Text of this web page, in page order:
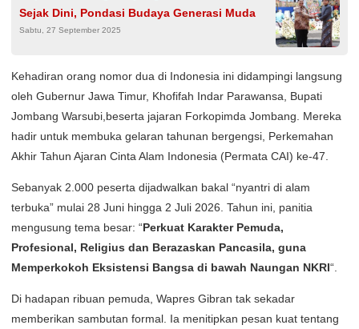
Sejak Dini, Pondasi Budaya Generasi Muda
Sabtu, 27 September 2025
Kehadiran orang nomor dua di Indonesia ini didampingi langsung
oleh Gubernur Jawa Timur, Khofifah Indar Parawansa, Bupati
Jombang Warsubi,beserta jajaran Forkopimda Jombang. Mereka
hadir untuk membuka gelaran tahunan bergengsi, Perkemahan
Akhir Tahun Ajaran Cinta Alam Indonesia (Permata CAI) ke-47.
Sebanyak 2.000 peserta dijadwalkan bakal “nyantri di alam
terbuka” mulai 28 Juni hingga 2 Juli 2026. Tahun ini, panitia
mengusung tema besar: “Perkuat Karakter Pemuda,
Profesional, Religius dan Berazaskan Pancasila, guna
Memperkokoh Eksistensi Bangsa di bawah Naungan NKRI“.
Di hadapan ribuan pemuda, Wapres Gibran tak sekadar
memberikan sambutan formal. Ia menitipkan pesan kuat tentang